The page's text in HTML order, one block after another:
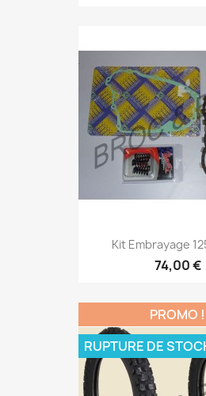
Kit Embrayage
74,00 €
PROMO !
RUPTURE DE